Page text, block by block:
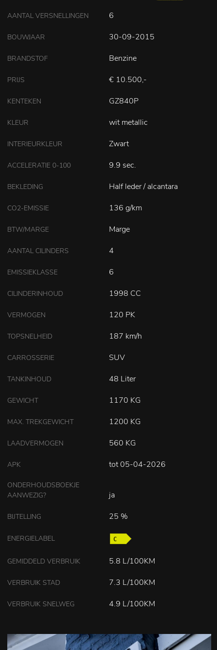
AANTAL VERSNELLINGEN 6
BOUWJAAR 30-09-2015
BRANDSTOF Benzine
PRIJS € 10.500,-
KENTEKEN GZ840P
KLEUR wit metallic
INTERIEURKLEUR Zwart
ACCELERATIE 0-100 9.9 sec.
BEKLEDING Half leder / alcantara
CO2-EMISSIE 136 g/km
BTW/MARGE Marge
AANTAL CILINDERS 4
EMISSIEKLASSE 6
CILINDERINHOUD 1998 CC
VERMOGEN 120 PK
TOPSNELHEID 187 km/h
CARROSSERIE SUV
TANKINHOUD 48 Liter
GEWICHT 1170 KG
MAX. TREKGEWICHT 1200 KG
LAADVERMOGEN 560 KG
APK tot 05-04-2026
ONDERHOUDSBOEKJE
AANWEZIG?
ja
BIJTELLING 25 %
ENERGIELABEL
GEMIDDELD VERBRUIK 5.8 L/100KM
VERBRUIK STAD 7.3 L/100KM
VERBRUIK SNELWEG 4.9 L/100KM